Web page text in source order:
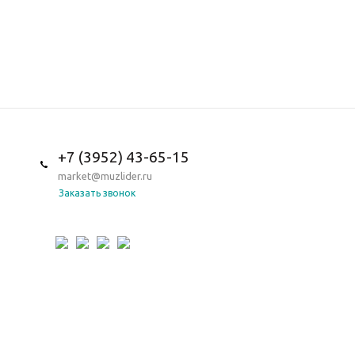
+7 (3952) 43-65-15
market@muzlider.ru
Заказать звонок